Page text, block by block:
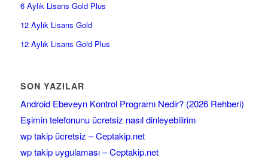
6 Aylık Lisans Gold Plus
12 Aylık Lisans Gold
12 Aylık Lisans Gold Plus
SON YAZILAR
Android Ebeveyn Kontrol Programı Nedir? (2026 Rehberi)
Eşimin telefonunu ücretsiz nasıl dinleyebilirim
wp takip ücretsiz – Ceptakip.net
wp takip uygulaması – Ceptakip.net